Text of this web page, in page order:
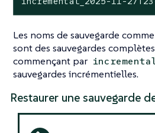
Les noms de sauvegarde
sont des sauvegardes
commençant par
sauvegardes incrémentielles.
Restaurer une sauvegarde